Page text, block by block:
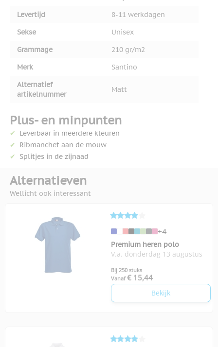
Levertijd
8-11 werkdagen
Sekse
Unisex
Grammage
210 gr/m2
Merk
Santino
Alternatief
artikelnummer
Matt
Plus- en minpunten
Leverbaar in meerdere kleuren
Ribmanchet aan de mouw
Splitjes in de zijnaad
Alternatieven
Wellicht ook interessant
+4
Premium heren polo
V.a. donderdag 13 augustus
Bij 250 stuks
Vanaf € 15,44
Bekijk